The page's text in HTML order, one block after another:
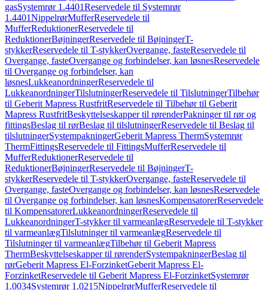
gasSystemrør 1.4401Reservedele til Systemrør
1.4401NippelrørMufferReservedele til
MufferReduktionerReservedele til
ReduktionerBøjningerReservedele til BøjningerT-
stykkerReservedele til T-stykkerOvergange, fasteReservedele til
Overgange, fasteOvergange og forbindelser, kan løsnesReservedele
til Overgange og forbindelser, kan
løsnesLukkeanordningerReservedele til
LukkeanordningerTilslutningerReservedele til TilslutningerTilbehør
til Geberit Mapress RustfritReservedele til Tilbehør til Geberit
Mapress RustfritBeskyttelseskapper til rørenderPakninger til rør og
fittingsBeslag til rørBeslag til tilslutningerReservedele til Beslag til
tilslutningerSystempakningerGeberit Mapress ThermSystemrør
ThermFittingsReservedele til FittingsMufferReservedele til
MufferReduktionerReservedele til
ReduktionerBøjningerReservedele til BøjningerT-
stykkerReservedele til T-stykkerOvergange, fasteReservedele til
Overgange, fasteOvergange og forbindelser, kan løsnesReservedele
til Overgange og forbindelser, kan løsnesKompensatorerReservedele
til KompensatorerLukkeanordningerReservedele til
LukkeanordningerT-stykker til varmeanlægReservedele til T-stykker
til varmeanlægTilslutninger til varmeanlægReservedele til
Tilslutninger til varmeanlægTilbehør til Geberit Mapress
ThermBeskyttelseskapper til rørenderSystempakningerBeslag til
rørGeberit Mapress El-ForzinketGeberit Mapress El-
ForzinketReservedele til Geberit Mapress El-ForzinketSystemrør
1.0034Systemrør 1.0215NippelrørMufferReservedele til